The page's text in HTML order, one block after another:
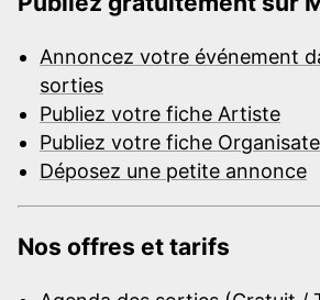
Annoncez votre événement
sorties
Publiez votre fiche Artiste
Publiez votre fiche
Déposez une petite annonce
Nos offres et tarifs